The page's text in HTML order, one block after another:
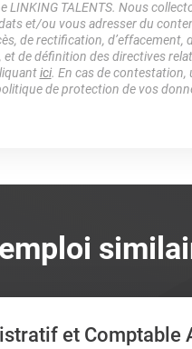
LINKING TALENTS. Nous
et/ou vous adresser du
de rectification,
de définition des directives
ici. En cas de contestation,
de protection de vos
et Comptable